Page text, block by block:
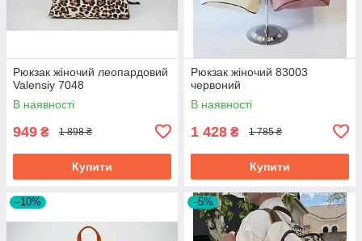
Рюкзак жіночий леопардовий
Valensiy 7048
В наявності
949 ₴ 1 898 ₴
Купити
Рюкзак жіночий 83003
червоний
В наявності
1 428 ₴ 1 785 ₴
Купити
–10% –5%